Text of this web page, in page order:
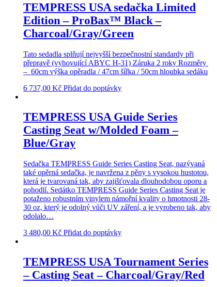
TEMPRESS USA sedačka Limited
Edition – ProBax™ Black –
Charcoal/Gray/Green
Tato sedadla splňují nejvyšší bezpečnostní standardy při
přepravě (vyhovující ABYC H-31) Záruka 2 roky Rozměry
– 60cm výška opěradla / 47cm šířka / 50cm hloubka sedáku
6 737,00 Kč Přidat do poptávky
TEMPRESS USA Guide Series
Casting Seat w/Molded Foam –
Blue/Gray
Sedačka TEMPRESS Guide Series Casting Seat, nazývaná
také opěrná sedačka, je navržena z pěny s vysokou hustotou,
která je tvarovaná tak, aby zajišťovala dlouhodobou oporu a
pohodlí. Sedátko TEMPRESS Guide Series Casting Seat je
potaženo robustním vinylem námořní kvality o hmotnosti 28-
30 oz, který je odolný vůči UV záření, a je vyrobeno tak, aby
odolalo…
3 480,00 Kč Přidat do poptávky
TEMPRESS USA Tournament Series
– Casting Seat – Charcoal/Gray/Red